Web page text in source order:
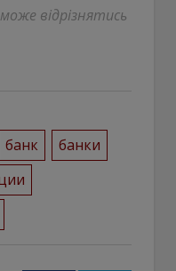
відрізнятись
банк
банки